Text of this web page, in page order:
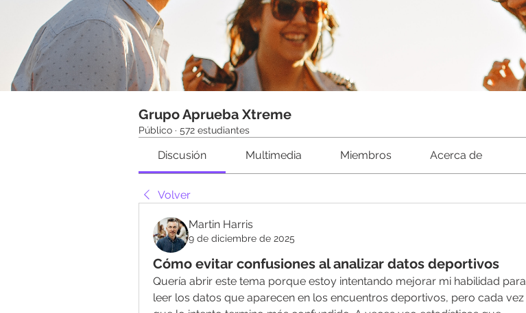
Grupo Aprueba Xtreme
Público · 572 estudiantes
Discusión Multimedia Miembros Acerca de
Volver
Martin Harris
9 de diciembre de 2025
Cómo evitar confusiones al analizar datos deportivos
Quería abrir este tema porque estoy intentando mejorar mi habilidad para
leer los datos que aparecen en los encuentros deportivos, pero cada vez